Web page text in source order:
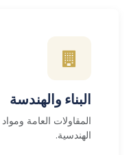
البناء والهندسة
المقاولات العامة
الهندسية.